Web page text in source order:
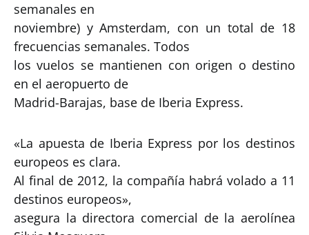
semanales en
noviembre) y Amsterdam, con un total de 18
frecuencias semanales. Todos
los vuelos se mantienen con origen o destino
en el aeropuerto de
Madrid-Barajas, base de Iberia Express.
«La apuesta de Iberia Express por los destinos
europeos es clara.
Al final de 2012, la compañía habrá volado a 11
destinos europeos»,
asegura la directora comercial de la aerolínea